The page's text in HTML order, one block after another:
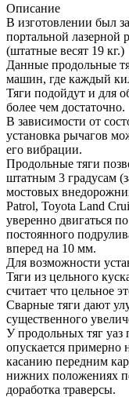
Описание
В изготовлении был
портальной лазерной
(штатные весят 19 кг.)
Данные продольные
машин, где каждый
Тяги подойдут и для
более чем достаточно.
В зависимости от
установка рычагов
его вибрации.
Продольные тяги
штатным 3 градусам
мостовых
Patrol, Toyota Land
уверенно двигаться
постоянного
вперед на 10 мм.
Для возможности
Тяги из цельного
считает что цельное
Сварные тяги дают
существенного
У продольных тяг уаз
опускается примерно
касанию передним
нижних положениях
доработка траверсы.